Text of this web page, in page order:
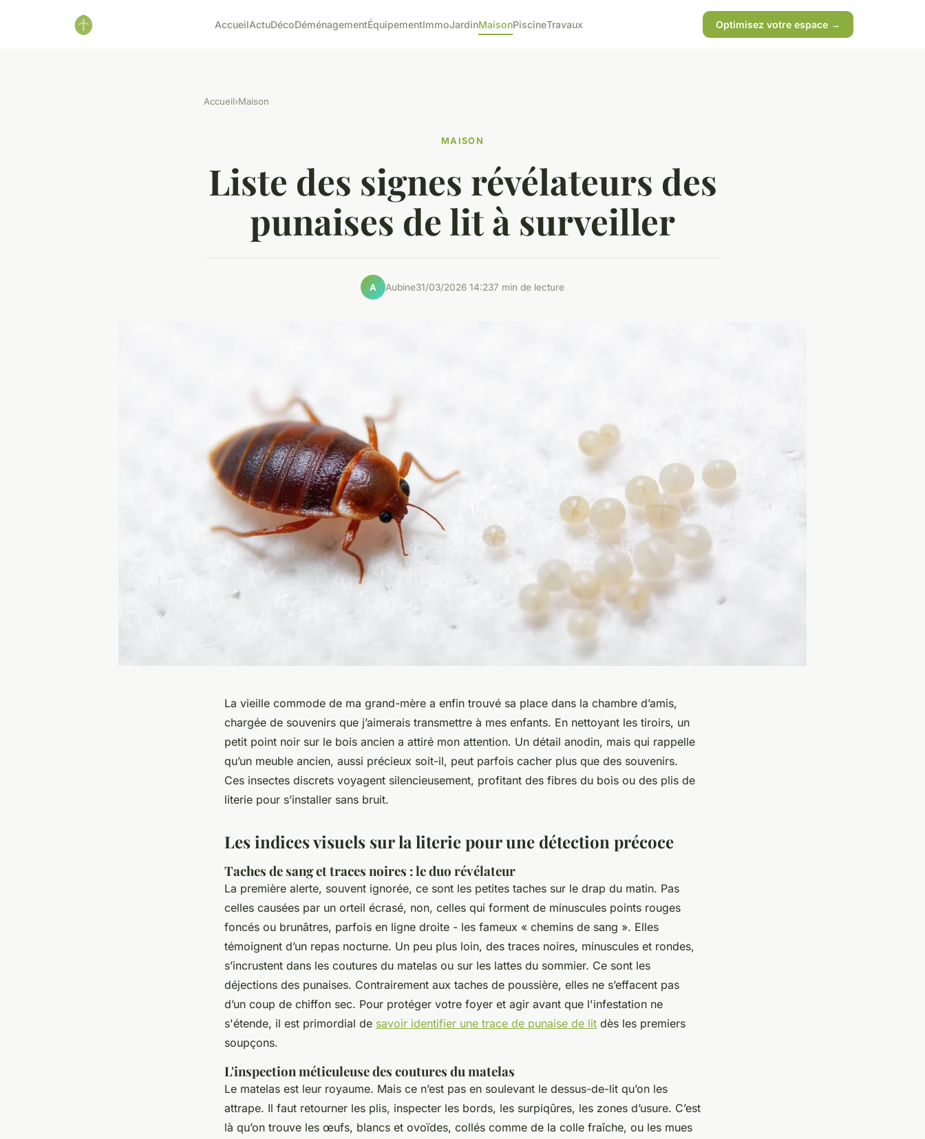
AccueilActuDécoDéménagementÉquipementImmoJardinMaisonPiscineTravaux Optimisez votre espace →
Accueil›Maison
MAISON
Liste des signes révélateurs des
punaises de lit à surveiller
A Aubine31/03/2026 14:237 min de lecture
La vieille commode de ma grand-mère a enfin trouvé sa place dans la chambre d’amis,
chargée de souvenirs que j’aimerais transmettre à mes enfants. En nettoyant les tiroirs, un
petit point noir sur le bois ancien a attiré mon attention. Un détail anodin, mais qui rappelle
qu’un meuble ancien, aussi précieux soit-il, peut parfois cacher plus que des souvenirs.
Ces insectes discrets voyagent silencieusement, profitant des fibres du bois ou des plis de
literie pour s’installer sans bruit.
Les indices visuels sur la literie pour une détection précoce
Taches de sang et traces noires : le duo révélateur
La première alerte, souvent ignorée, ce sont les petites taches sur le drap du matin. Pas
celles causées par un orteil écrasé, non, celles qui forment de minuscules points rouges
foncés ou brunâtres, parfois en ligne droite - les fameux « chemins de sang ». Elles
témoignent d’un repas nocturne. Un peu plus loin, des traces noires, minuscules et rondes,
s’incrustent dans les coutures du matelas ou sur les lattes du sommier. Ce sont les
déjections des punaises. Contrairement aux taches de poussière, elles ne s’effacent pas
d’un coup de chiffon sec. Pour protéger votre foyer et agir avant que l'infestation ne
s'étende, il est primordial de savoir identifier une trace de punaise de lit dès les premiers
soupçons.
L'inspection méticuleuse des coutures du matelas
Le matelas est leur royaume. Mais ce n’est pas en soulevant le dessus-de-lit qu’on les
attrape. Il faut retourner les plis, inspecter les bords, les surpiqûres, les zones d’usure. C’est
là qu’on trouve les œufs, blancs et ovoïdes, collés comme de la colle fraîche, ou les mues